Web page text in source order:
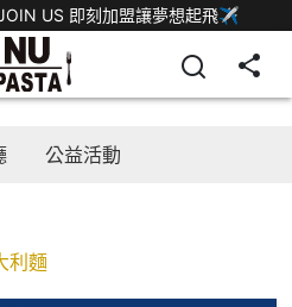
US 即刻加盟讓夢想起飛✈
公益活動
利麵